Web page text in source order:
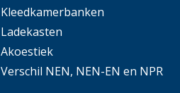
Kleedkamerbanken
Ladekasten
Akoestiek
Verschil NEN, NEN-EN en NPR